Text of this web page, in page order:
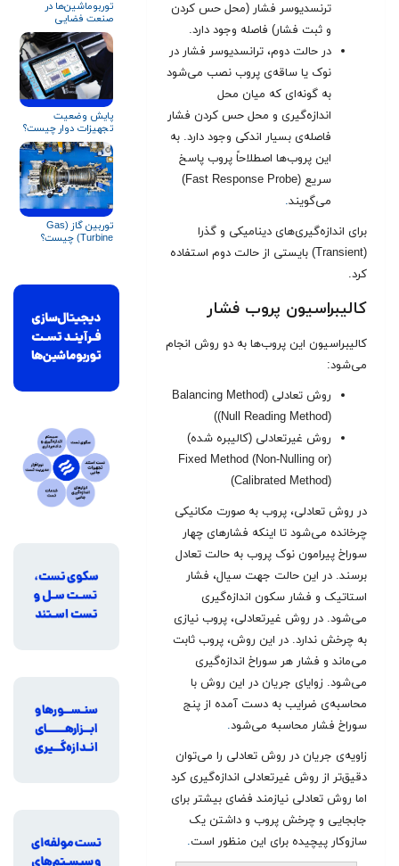
ترنسدیوسر فشار (محل حس کردن
و ثبت فشار) فاصله وجود دارد.
در حالت دوم،‌ ترانسدیوسر فشار در
نوک یا ساقه‌ی پروب نصب می‌شود
به گونه‌ای که میان محل
اندازه‌گیری و محل حس کردن فشار
فاصله‌ی بسیار اندکی وجود دارد. به
این پروب‌ها اصطلاحاً پروب پاسخ
سریع (Fast Response Probe)
می‌گویند.
برای اندازه‌گیری‌های دینامیکی و گذرا
(Transient) بایستی از حالت دوم استفاده
کرد.
کالیبراسیون پروب فشار
کالیبراسیون این پروب‌ها به دو روش انجام
می‌شود:
روش تعادلی (Balancing Method
(Null Reading Method))
روش غیرتعادلی (کالیبره شده)
(Fixed Method (Non-Nulling or
Calibrated Method))
در روش تعادلی، پروب به صورت مکانیکی
چرخانده می‌شود تا اینکه فشارهای چهار
سوراخ‌ پیرامون نوک پروب به حالت تعادل
برسند. در این حالت جهت سیال، فشار
استاتیک و فشار سکون اندازه‌گیری
می‌شود. در روش غیرتعادلی، پروب نیازی
به چرخش ندارد. در این روش، پروب ثابت
می‌ماند و فشار هر سوراخ اندازه‌گیری
می‌شود. زوایای جریان در این روش با
محاسبه‌ی ضرایب به دست آمده از پنج
سوراخ فشار محاسبه می‌شود.
زاویه‌ی جریان در روش تعادلی را می‌توان
دقیق‌تر از روش غیرتعادلی اندازه‌گیری کرد
اما روش تعادلی نیازمند فضای بیشتر برای
جابجایی و چرخش پروب و داشتن یک
سازوکار پیچیده‌ برای این منظور است.
توربوماشین‌ها در
صنعت فضایی
پایش وضعیت
تجهیزات دوار چیست؟
توربین گاز (Gas
Turbine) چیست؟